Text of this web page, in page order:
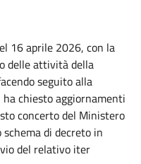
16 aprile 2026, con la
delle attività della
seguito alla
chiesto aggiornamenti
concerto del Ministero
schema di decreto in
del relativo iter